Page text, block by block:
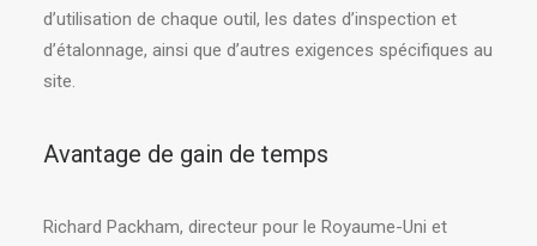
d’utilisation de chaque outil, les dates d’inspection et
d’étalonnage, ainsi que d’autres exigences spécifiques au
site.
Avantage de gain de temps
Richard Packham, directeur pour le Royaume-Uni et